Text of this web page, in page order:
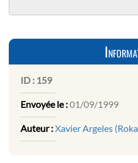
ID : 159
Envoyée le :01/09/1999
Auteur :Xavier Argeles